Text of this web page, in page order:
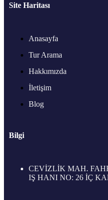
Site Haritası
Anasayfa
Tur Arama
Hakkımızda
İletişim
Blog
Bilgi
CEVİZLİK MAH.
IŞ HANI NO: 26 İÇ